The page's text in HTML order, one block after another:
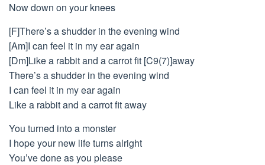
Now down on your knees
[F]There’s a shudder in the evening wind
[Am]I can feel it in my ear again
[Dm]Like a rabbit and a carrot fit [C9(7)]away
There’s a shudder in the evening wind
I can feel it in my ear again
Like a rabbit and a carrot fit away
You turned into a monster
I hope your new life turns alright
You’ve done as you please